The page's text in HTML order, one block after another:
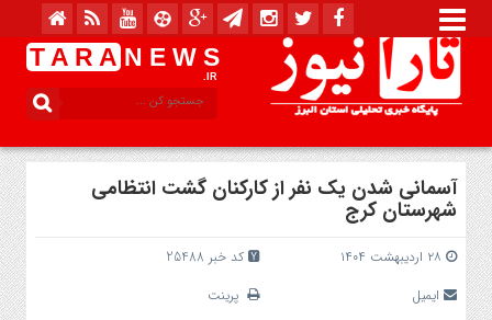
T A R A N E W S
.IR
آسمانی شدن یک نفر از کارکنان گشت انتظامی
شهرستان کرج
۲۸ اردیبهشت ۱۴۰۴
کد خبر 25488
ایمیل
پرینت